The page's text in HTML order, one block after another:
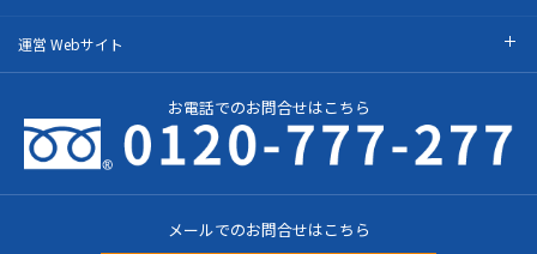
運営 Webサイト
お電話でのお問合せはこちら
メールでのお問合せはこちら